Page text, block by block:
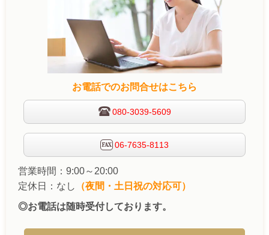
お電話でのお問合せはこちら
080-3039-5609
06-7635-8113
営業時間：9:00～20:00
定休日：なし
（夜間・土日祝の対応可）
◎お電話は随時受付しております。